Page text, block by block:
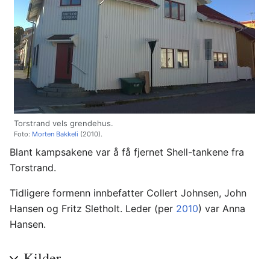
Torstrand vels grendehus.
Foto: Morten Bakkeli (2010).
Blant kampsakene var å få fjernet Shell-tankene fra
Torstrand.
Tidligere formenn innbefatter Collert Johnsen, John
Hansen og Fritz Sletholt. Leder (per 2010) var Anna
Hansen.